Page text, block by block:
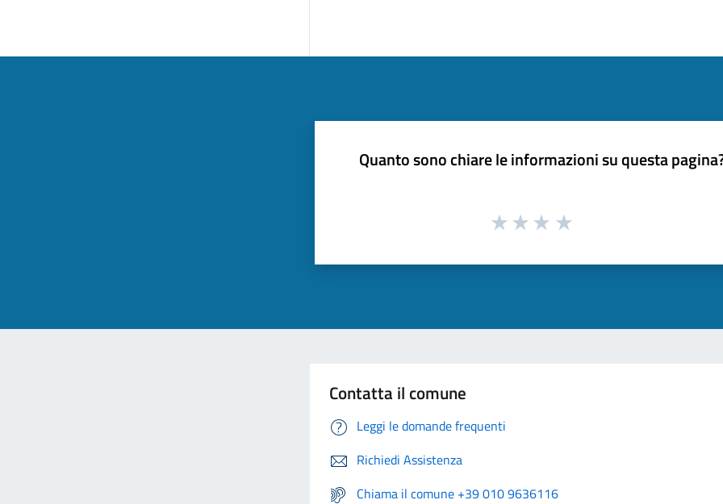
Quanto sono chiare le informazioni su questa
Contatta il comune
Leggi le domande frequenti
Richiedi Assistenza
Chiama il comune +39 010 9636116